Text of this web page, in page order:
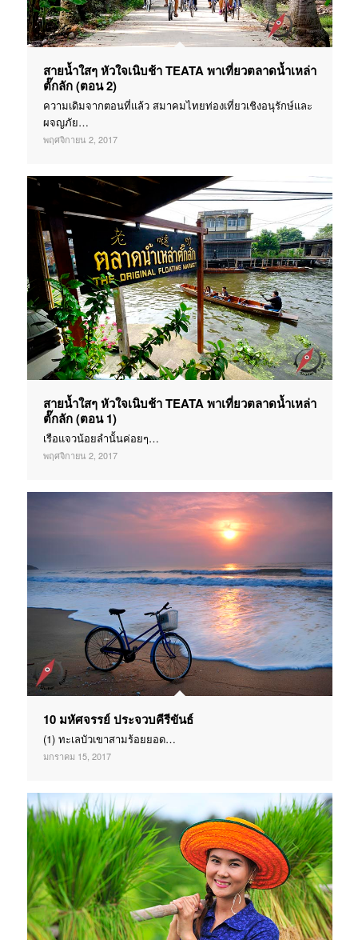
สายน้ำใสๆ หัวใจเนิบช้า TEATA พาเที่ยวตลาดน้ำเหล่า
ตั๊กลัก (ตอน 2)
ความเดิมจากตอนที่แล้ว สมาคมไทยท่องเที่ยวเชิงอนุรักษ์และ
ผจญภัย…
พฤศจิกายน 2, 2017
สายน้ำใสๆ หัวใจเนิบช้า TEATA พาเที่ยวตลาดน้ำเหล่า
ตั๊กลัก (ตอน 1)
เรือแจวน้อยลำนั้นค่อยๆ…
พฤศจิกายน 2, 2017
10 มหัศจรรย์ ประจวบคีรีขันธ์
(1) ทะเลบัวเขาสามร้อยยอด…
มกราคม 15, 2017